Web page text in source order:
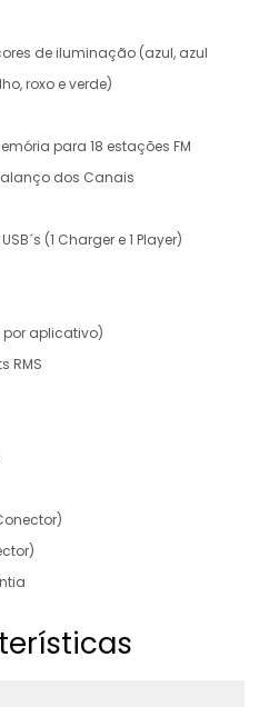
de iluminação (azul, azul
roxo e verde)
para 18 estações FM
dos Canais
(1 Charger e 1 Player)
por aplicativo)
RMS